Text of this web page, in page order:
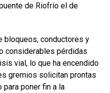
de Riofrío el de
bloqueos, conductores y
considerables pérdidas
vial, lo que ha encendido
gremios solicitan prontas
poner fin a la